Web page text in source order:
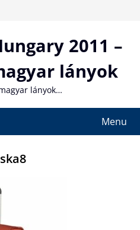
2011 –
lányok
lányok…
Menu